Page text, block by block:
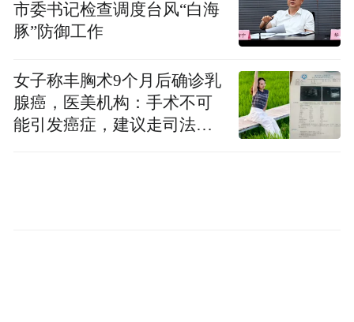
市委书记检查调度台风“白海
豚”防御工作
女子称丰胸术9个月后确诊乳
腺癌，医美机构：手术不可
能引发癌症，建议走司法途